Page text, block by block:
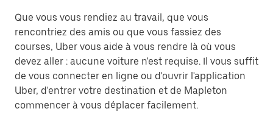
Que vous vous rendiez au travail, que vous
rencontriez des amis ou que vous fassiez des
courses, Uber vous aide à vous rendre là où vous
devez aller : aucune voiture n'est requise. Il vous suffit
de vous connecter en ligne ou d'ouvrir l'application
Uber, d'entrer votre destination et de Mapleton
commencer à vous déplacer facilement.